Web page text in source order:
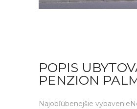
POPIS
PENZION
Najobľúbenejšie